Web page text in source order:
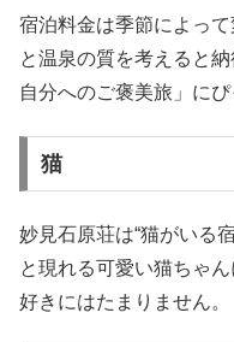
宿泊料金は季節によっ
と温泉の質を考えると納
自分へのご褒美旅」にぴ
猫
妙見石原荘は“猫がいる
と現れる可愛い猫ちゃ
好きにはたまりません。